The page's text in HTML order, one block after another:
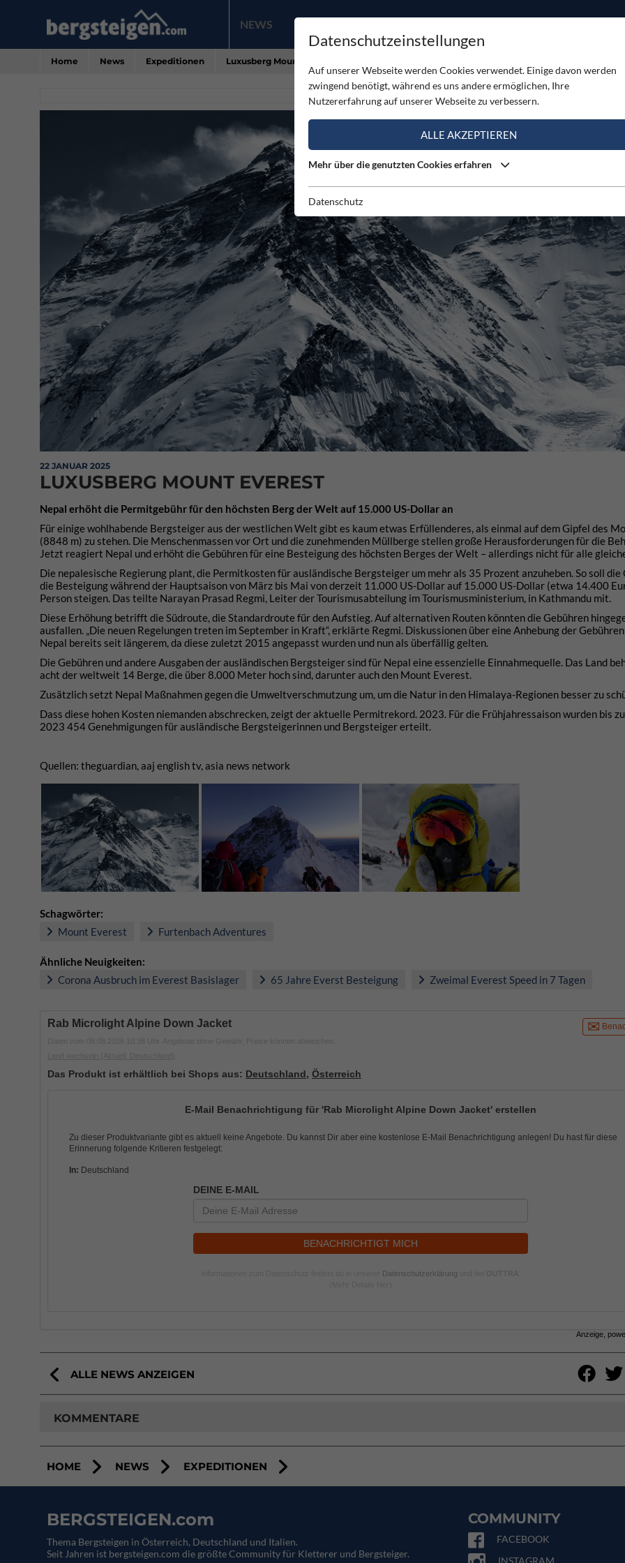
NEWS PRODUKTE
Home News Expeditionen Luxusberg Mount Everest
22 JANUAR 2025
LUXUSBERG MOUNT EVEREST
Nepal erhöht die Permitgebühr für den höchsten Berg der Welt auf 15.000 US-Dollar an
Für einige wohlhabende Bergsteiger aus der westlichen Welt gibt es kaum etwas Erfüllenderes, als einmal auf dem Gipfel des
(8848 m) zu stehen. Die Menschenmassen vor Ort und die zunehmenden Müllberge stellen große Herausforderungen für die
Jetzt reagiert Nepal und erhöht die Gebühren für eine Besteigung des höchsten Berges der Welt – allerdings nicht für alle
Die nepalesische Regierung plant, die Permitkosten für ausländische Bergsteiger um mehr als 35 Prozent anzuheben. So soll die
die Besteigung während der Hauptsaison von März bis Mai von derzeit 11.000 US-Dollar auf 15.000 US-Dollar (etwa 14.400
Person steigen. Das teilte Narayan Prasad Regmi, Leiter der Tourismusabteilung im Tourismusministerium, in Kathmandu mit.
Diese Erhöhung betrifft die Südroute, die Standardroute für den Aufstieg. Auf alternativen Routen könnten die Gebühren
ausfallen. „Die neuen Regelungen treten im September in Kraft“, erklärte Regmi. Diskussionen über eine Anhebung der
Nepal bereits seit längerem, da diese zuletzt 2015 angepasst wurden und nun als überfällig gelten.
Die Gebühren und andere Ausgaben der ausländischen Bergsteiger sind für Nepal eine essenzielle Einnahmequelle. Das Land
acht der weltweit 14 Berge, die über 8.000 Meter hoch sind, darunter auch den Mount Everest.
Zusätzlich setzt Nepal Maßnahmen gegen die Umweltverschmutzung um, um die Natur in den Himalaya-Regionen besser zu
Dass diese hohen Kosten niemanden abschrecken, zeigt der aktuelle Permitrekord. 2023. Für die Frühjahressaison wurden bis
2023 454 Genehmigungen für ausländische Bergsteigerinnen und Bergsteiger erteilt.
Quellen: theguardian, aaj english tv, asia news network
Schagwörter:
Mount Everest
Furtenbach Adventures
Ähnliche Neuigkeiten:
Corona Ausbruch im Everest Basislager
65 Jahre Everst Besteigung Zweimal Everest Speed in 7 Tagen
Rab Microlight Alpine Down Jacket
Das Produkt ist erhältlich bei Shops aus: Deutschland, Österreich
E-Mail Benachrichtigung für 'Rab Microlight Alpine Down Jacket' erstellen
Zu dieser Produktvariante gibt es aktuell keine Angebote. Du kannst Dir aber eine kostenlose E-Mail Benachrichtigung anlegen! Du hast für diese
Erinnerung folgende Kritieren festgelegt:
In: Deutschland
DEINE E-MAIL
BENACHRICHTIGT MICH
Datenschutzerklärung
Anzeige,
ALLE NEWS ANZEIGEN
KOMMENTARE
HOME NEWS EXPEDITIONEN
BERGSTEIGEN.com
Thema Bergsteigen in Österreich, Deutschland und Italien.
Seit Jahren ist bergsteigen.com die größte Community für Kletterer und Bergsteiger.
COMMUNITY
FACEBOOK
INSTAGRAM
Datenschutzeinstellungen
Auf unserer Webseite werden Cookies verwendet. Einige davon werden
zwingend benötigt, während es uns andere ermöglichen, Ihre
Nutzererfahrung auf unserer Webseite zu verbessern.
ALLE AKZEPTIEREN
Mehr über die genutzten Cookies erfahren
Datenschutz